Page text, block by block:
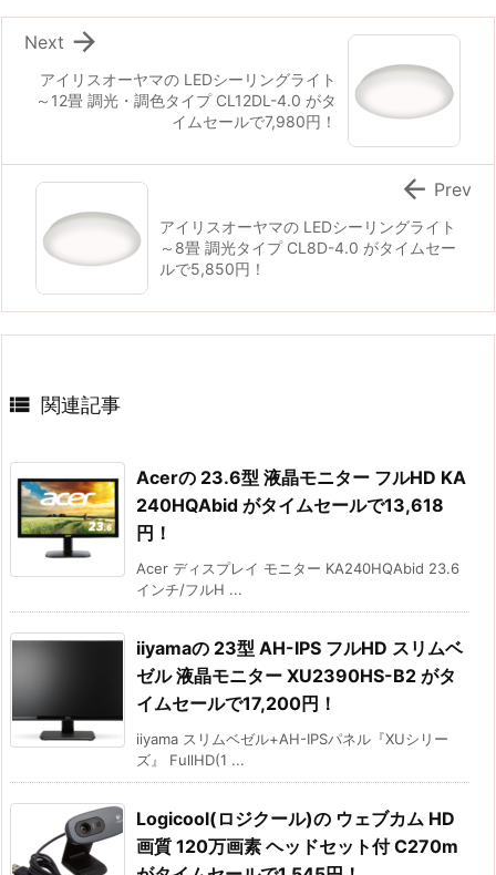
アイリスオーヤマの LEDシーリングライト
～12畳 調光・調色タイプ CL12DL-4.0 がタ
イムセールで7,980円！

Next
アイリスオーヤマの LEDシーリングライト
～8畳 調光タイプ CL8D-4.0 がタイムセー
ルで5,850円！
 Prev
 関連記事
Acerの 23.6型 液晶モニター フルHD KA
240HQAbid がタイムセールで13,618
円！
Acer ディスプレイ モニター KA240HQAbid 23.6
インチ/フルH ...
iiyamaの 23型 AH-IPS フルHD スリムベ
ゼル 液晶モニター XU2390HS-B2 がタ
イムセールで17,200円！
iiyama スリムベゼル+AH-IPSパネル『XUシリー
ズ』 FullHD(1 ...
Logicool(ロジクール)の ウェブカム HD
画質 120万画素 ヘッドセット付 C270m